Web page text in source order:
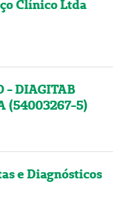
Clínico Ltda
- DIAGITAB
(54003267-5)
e Diagnósticos